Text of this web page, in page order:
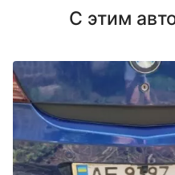
С этим